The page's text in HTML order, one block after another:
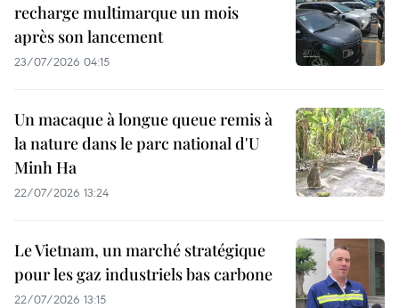
recharge multimarque un mois
après son lancement
23/07/2026 04:15
Un macaque à longue queue remis à
la nature dans le parc national d'U
Minh Ha
22/07/2026 13:24
Le Vietnam, un marché stratégique
pour les gaz industriels bas carbone
22/07/2026 13:15